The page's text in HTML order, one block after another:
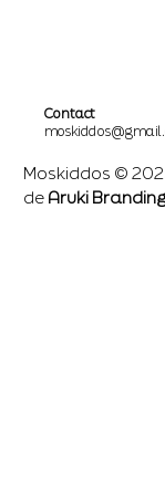
Contact
Moskiddos ©
de Aruki